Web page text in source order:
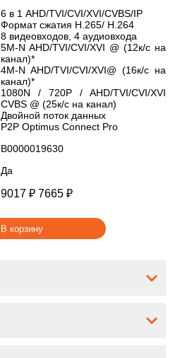
6 в 1 AHD/TVI/CVI/XVI/CVBS/IP
Формат сжатия H.265/ H.264
8 видеовходов, 4 аудиовхода
5M-N AHD/TVI/CVI/XVI @ (12к/с на
канал)*
4M-N AHD/TVI/CVI/XVI@ (16к/с на
канал)*
1080N / 720P / AHD/TVI/CVI/XVI
CVBS @ (25к/с на канал)
Двойной поток данных
P2P Optimus Connect Pro
В0000019630
Да
9017 ₽ 7665 ₽
В корзину